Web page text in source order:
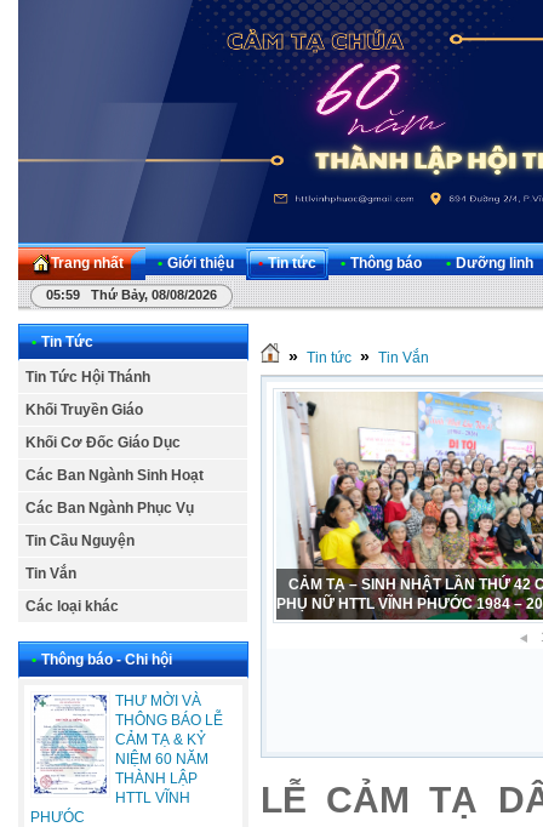
Trang nhất • Giới thiệu • Tin tức • Thông báo • Dưỡng linh
05:59 Thứ Bảy, 08/08/2026
• Tin Tức
Tin Tức Hội Thánh
Khối Truyền Giáo
Khối Cơ Đốc Giáo Dục
Các Ban Ngành Sinh Hoạt
Các Ban Ngành Phục Vụ
Tin Cầu Nguyện
Tin Vắn
Các loại khác
• Thông báo - Chi hội
THƯ MỜI VÀ
THÔNG BÁO LỄ
CẢM TẠ & KỶ
NIỆM 60 NĂM
THÀNH LẬP
HTTL VĨNH
PHƯÓC
» Tin tức » Tin Vắn
CẢM TẠ – SINH NHẬT LẦN THỨ 42
PHỤ NỮ HTTL VĨNH PHƯỚC 1984 –
LỄ CẢM TẠ